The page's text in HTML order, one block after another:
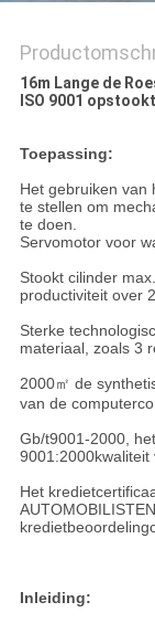
16m Lange de
ISO 9001
Toepassing:
Het gebruiken van
te stellen om
te doen.
Servomotor voor
Stookt cilinder
productiviteit over
Sterke
materiaal, zoals 3
2000㎡ de
van de
Gb/t9001-2000,
9001:2000kwaliteit
Het
Inleiding: